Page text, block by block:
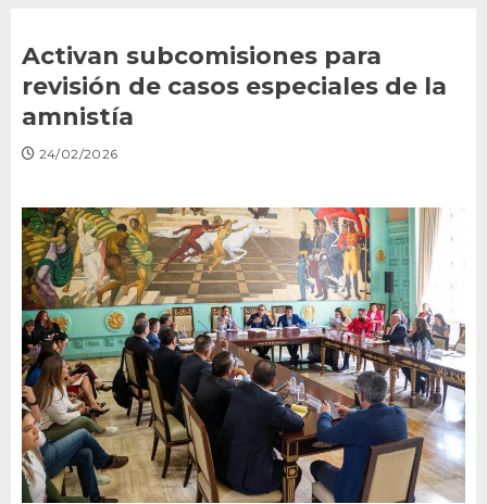
Activan subcomisiones para
revisión de casos especiales de la
amnistía
24/02/2026